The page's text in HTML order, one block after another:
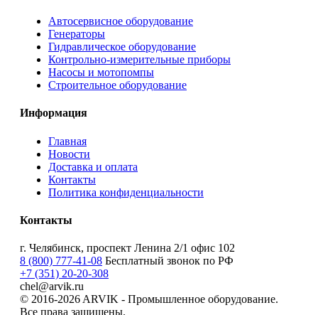
Автосервисное оборудование
Генераторы
Гидравлическое оборудование
Контрольно-измерительные приборы
Насосы и мотопомпы
Строительное оборудование
Информация
Главная
Новости
Доставка и оплата
Контакты
Политика конфиденциальности
Контакты
г. Челябинск, проспект Ленина 2/1 офис 102
8 (800) 777-41-08 Бесплатный звонок по РФ
+7 (351) 20-20-308
chel@arvik.ru
© 2016-2026 ARVIK - Промышленное оборудование.
Все права защищены.